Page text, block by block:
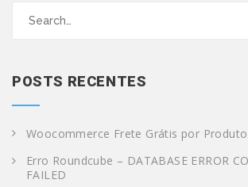
for:
POSTS RECENTES
Woocommerce Frete Grátis por Produto
Erro Roundcube – DATABASE ERROR
FAILED